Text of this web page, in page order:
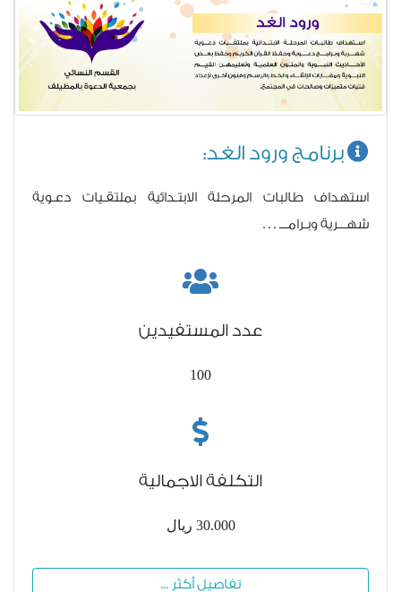
برنامج ورود الغد:
استهداف طالبات المرحلة الابتـدائية بملتقـيات دعـوية
شهـــرية وبـرامـــ . . .
عدد المستفيدين
100
التكلفة الاجمالية
30.000 ريال
تفاصيل أكثر ...